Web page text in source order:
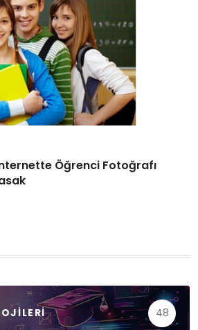
Öğrenci Fotoğrafı
48